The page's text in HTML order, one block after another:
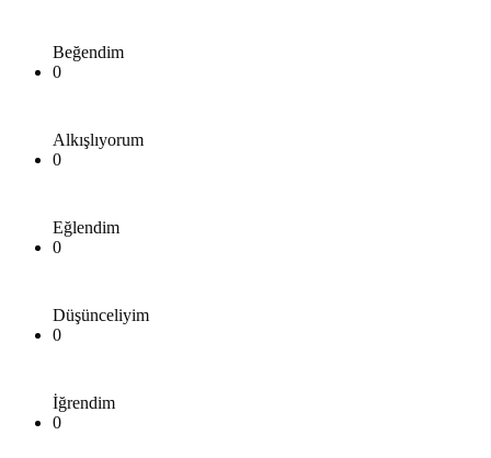
Beğendim
0
Alkışlıyorum
0
Eğlendim
0
Düşünceliyim
0
İğrendim
0